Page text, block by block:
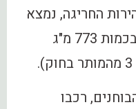
החריגה, נמצא
כי הנהג בהשפעת אלכוהול בכמות 773 מ"ג
רכבו